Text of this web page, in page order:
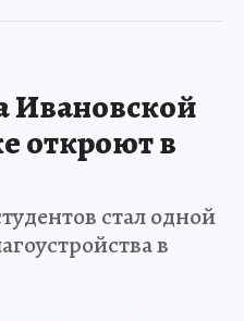
Ивановской
откроют в
стал одной
в